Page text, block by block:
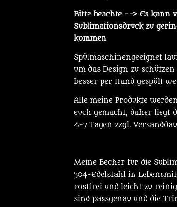
Bitte beachte --> Es kann
Sublimationsdruck zu
kommen
Spülmaschinengeeignet
um das Design zu
besser per Hand gespült
Alle meine Produkte
euch gemacht, daher liegt
4-7 Tagen zzgl.
Meine Becher für die
304-Edelstahl in
rostfrei und leicht zu
sind passgenau und die